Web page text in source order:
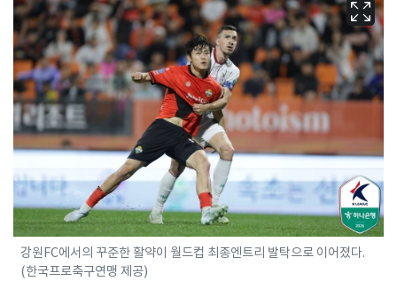
강원FC에서의 꾸준한 활약이 월드컵 최종엔트리 발탁으로 이어졌다.
(한국프로축구연맹 제공)